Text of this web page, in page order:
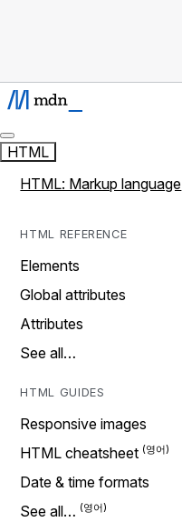
HTML
HTML: Markup language
HTML REFERENCE
Elements
Global attributes
Attributes
See all…
HTML GUIDES
Responsive images
HTML cheatsheet
Date & time formats
See all…